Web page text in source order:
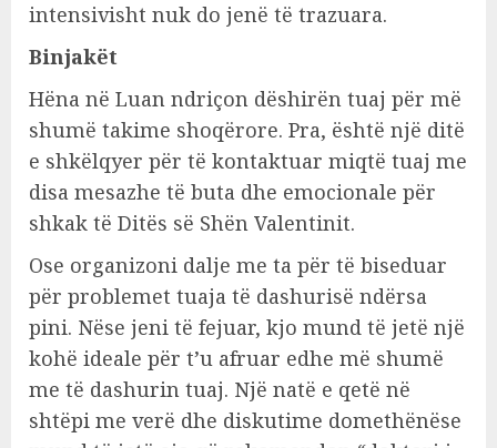
intensivisht nuk do jenë të trazuara.
Binjakët
Hëna në Luan ndriçon dëshirën tuaj për më
shumë takime shoqërore. Pra, është një ditë
e shkëlqyer për të kontaktuar miqtë tuaj me
disa mesazhe të buta dhe emocionale për
shkak të Ditës së Shën Valentinit.
Ose organizoni dalje me ta për të biseduar
për problemet tuaja të dashurisë ndërsa
pini. Nëse jeni të fejuar, kjo mund të jetë një
kohë ideale për t’u afruar edhe më shumë
me të dashurin tuaj. Një natë e qetë në
shtëpi me verë dhe diskutime domethënëse